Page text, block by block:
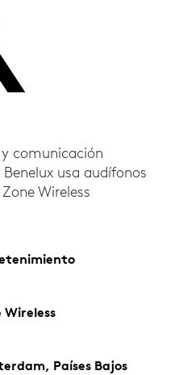
comunicación
usa audífonos
Wireless
Wireless
Países Bajos